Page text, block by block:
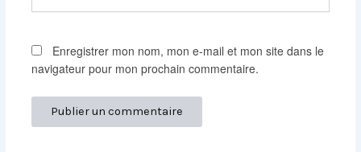
Enregistrer mon nom, mon e-mail et mon site dans le
navigateur pour mon prochain commentaire.